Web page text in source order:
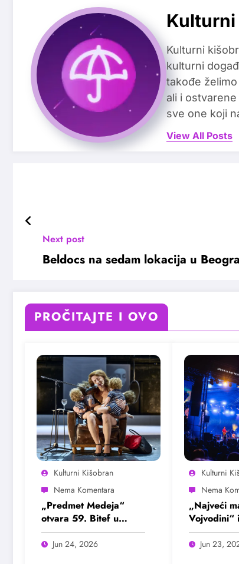
Kulturni
kulturni
takođe
ali i
sve one koji
View All Posts
Next post
Beldocs na sedam lokacija u
PROČITAJTE I OVO
Kulturni Kišobran
„Predmet Medeja“
otvara 59. Bitef u
septembru
Jun 24, 2026
Kulturni
„Najveći
Vojvodini“
avgusta u
Mitrovici
Jun 23,